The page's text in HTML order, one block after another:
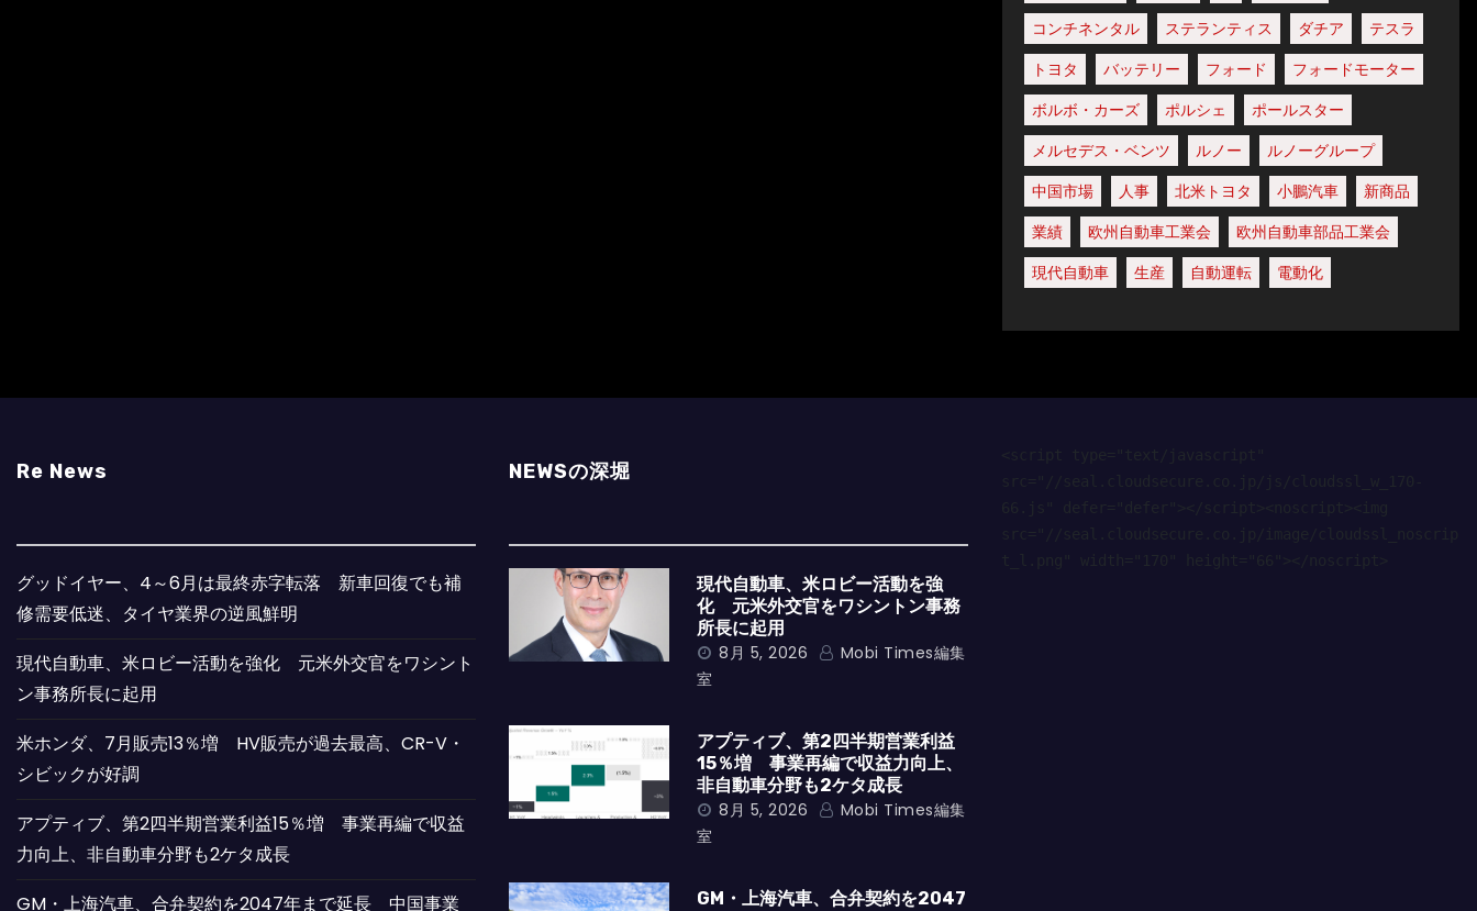
コンチネンタル
ステランティス ダチア
テスラ
トヨタ
バッテリー フォード
フォードモーター
ボルボ・カーズ
ポルシェ
ポールスター
メルセデス・ベンツ
ルノー
ルノーグループ
中国市場
人事 北米トヨタ 小鵬汽車
新商品
業績
欧州自動車工業会
欧州自動車部品工業会
現代自動車
生産 自動運転 電動化
Re News
グッドイヤー、4～6月は最終赤字転落 新車回復でも補
修需要低迷、タイヤ業界の逆風鮮明
現代自動車、米ロビー活動を強化 元米外交官をワシント
ン事務所長に起用
米ホンダ、7月販売13％増 HV販売が過去最高、CR-V・
シビックが好調
アプティブ、第2四半期営業利益15％増 事業再編で収益
力向上、非自動車分野も2ケタ成長
GM・上海汽車、合弁契約を2047年まで延長 中国事業
NEWSの深堀
現代自動車、米ロビー活動を強
化 元米外交官をワシントン事務
所長に起用
8月 5, 2026
Mobi Times編集
室
アプティブ、第2四半期営業利益
15％増 事業再編で収益力向上、
非自動車分野も2ケタ成長
8月 5, 2026
Mobi Times編集
室
GM・上海汽車、合弁契約を2047